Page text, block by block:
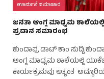
ಊರ್ಮನೆ ಸಮಾಚಾರ
ಜನತಾ ಆಂಗ್ಲ ಮಾಧ್ಯಮ
ಪ್ರದಾನ ಸಮಾರಂಭ
ಕುಂದಾಪ್ರ ಡಾಟ್‌ ಕಾಂ
ಆಂಗ್ಲ ಮಾಧ್ಯಮ ಶಾಲೆಯಲ್ಲಿ
ಕಾರ್ಯಕ್ರಮವು ಅತ್ಯಂತ